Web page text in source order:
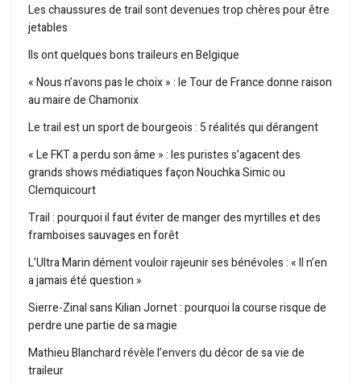
Les chaussures de trail sont devenues trop chères pour être
jetables
Ils ont quelques bons traileurs en Belgique
« Nous n’avons pas le choix » : le Tour de France donne raison
au maire de Chamonix
Le trail est un sport de bourgeois : 5 réalités qui dérangent
« Le FKT a perdu son âme » : les puristes s’agacent des
grands shows médiatiques façon Nouchka Simic ou
Clemquicourt
Trail : pourquoi il faut éviter de manger des myrtilles et des
framboises sauvages en forêt
L’Ultra Marin dément vouloir rajeunir ses bénévoles : « Il n’en
a jamais été question »
Sierre-Zinal sans Kilian Jornet : pourquoi la course risque de
perdre une partie de sa magie
Mathieu Blanchard révèle l’envers du décor de sa vie de
traileur